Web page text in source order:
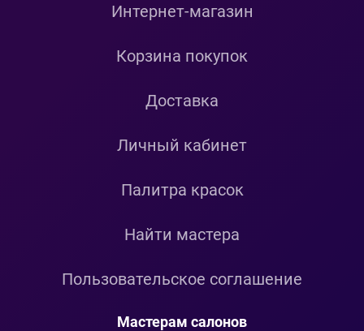
Интернет-магазин
Корзина покупок
Доставка
Личный кабинет
Палитра красок
Найти мастера
Пользовательское соглашение
Мастерам салонов